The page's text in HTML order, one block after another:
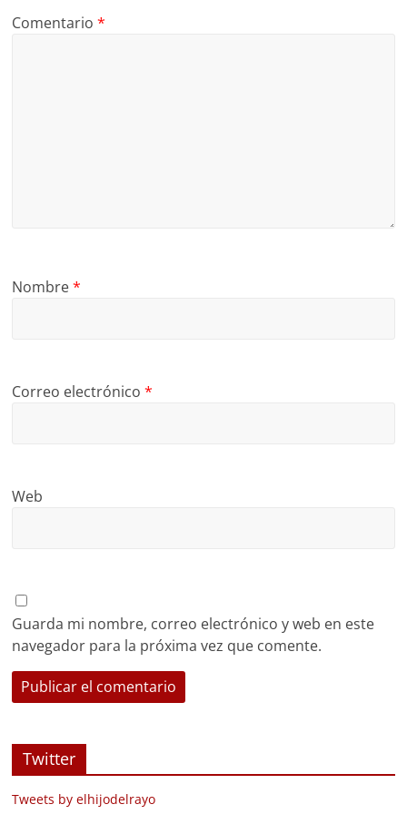
Comentario*
Nombre*
Correo electrónico*
Web
Guarda mi nombre, correo electrónico y web en este
navegador para la próxima vez que comente.
Twitter
Tweets by elhijodelrayo